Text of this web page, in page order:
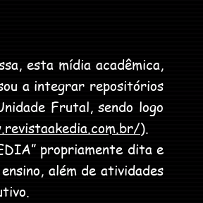
esta mídia acadêmica,
a integrar repositórios
Frutal, sendo logo
).
propriamente dita e
além de atividades